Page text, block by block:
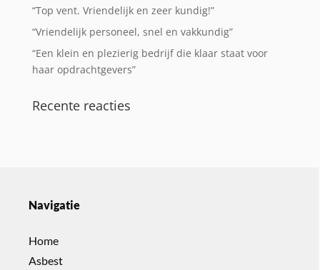
“Top vent. Vriendelijk en zeer kundig!”
“Vriendelijk personeel, snel en vakkundig”
“Een klein en plezierig bedrijf die klaar staat voor
haar opdrachtgevers”
Recente reacties
Navigatie
Home
Asbest